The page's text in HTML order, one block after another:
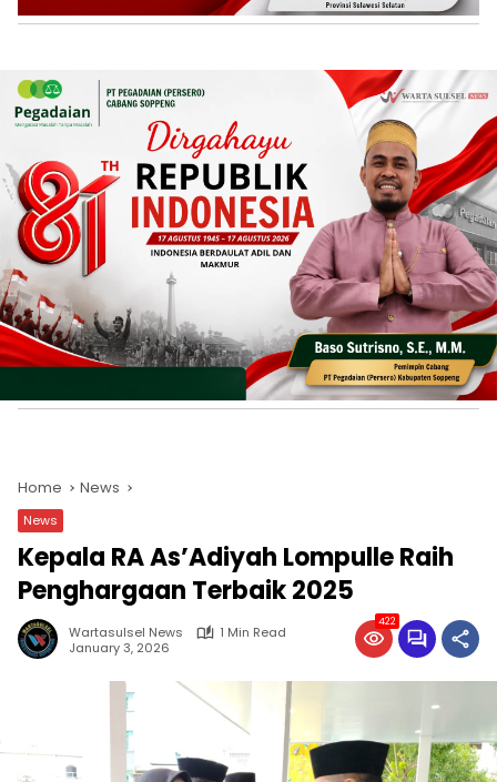
Home News
News
Kepala RA As’Adiyah Lompulle Raih
Penghargaan Terbaik 2025
Wartasulsel News
1 Min Read
January 3, 2026
422